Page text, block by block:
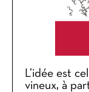
L’idée est
vineux, à